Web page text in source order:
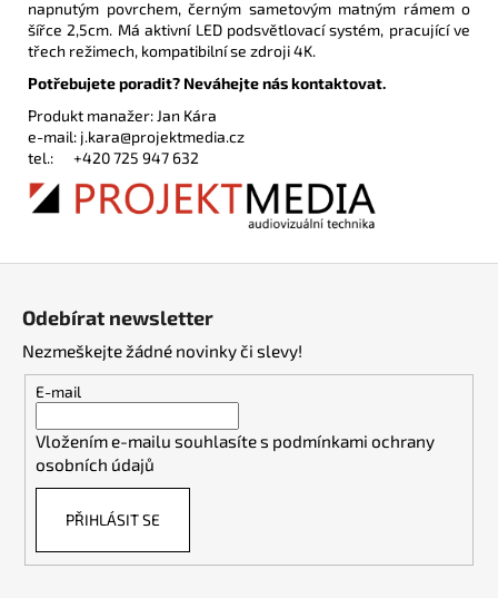
napnutým povrchem, černým sametovým matným rámem o
šířce 2,5cm. Má aktivní LED podsvětlovací systém, pracující ve
třech režimech, kompatibilní se zdroji 4K.
Potřebujete poradit? Neváhejte nás kontaktovat.
Produkt manažer: Jan Kára
e-mail: j.kara@projektmedia.cz
tel.: +420 725 947 632
Odebírat newsletter
Nezmeškejte žádné novinky či slevy!
E-mail
Vložením e-mailu souhlasíte s podmínkami ochrany
osobních údajů
PŘIHLÁSIT SE